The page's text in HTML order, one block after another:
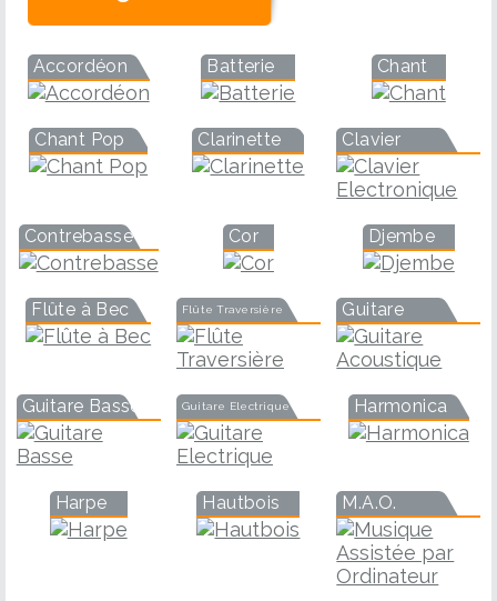
Accordéon Batterie Chant
Chant Pop Clarinette Clavier
Contrebasse Cor Djembe
Flûte à Bec Flûte Traversière Guitare
Guitare Basse Guitare Electrique Harmonica
Harpe Hautbois M.A.O.